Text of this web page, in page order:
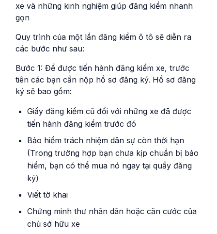
xe và những kinh nghiệm giúp đăng kiểm nhanh
gọn
Quy trình của một lần đăng kiểm ô tô sẽ diễn ra
các bước như sau:
Bước 1: Để được tiến hành đăng kiểm xe, trước
tiên các bạn cần nộp hồ sơ đăng ký. Hồ sơ đăng
ký sẽ bao gồm:
Giấy đăng kiểm cũ đối với những xe đã được
tiến hành đăng kiểm trước đó
Bảo hiểm trách nhiệm dân sự còn thời hạn
(Trong trường hợp bạn chưa kịp chuẩn bị bảo
hiểm, bạn có thể mua nó ngay tại quầy đăng
ký)
Viết tờ khai
Chứng minh thư nhân dân hoặc căn cước của
chủ sở hữu xe